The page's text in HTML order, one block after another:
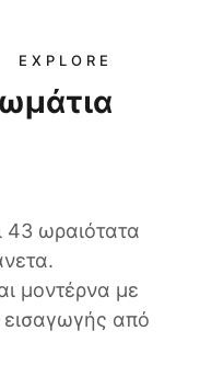
EXPLORE
43 ωραιότατα
μοντέρνα με
εισαγωγής από